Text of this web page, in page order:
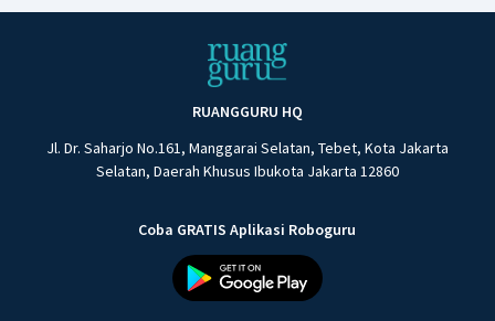
RUANGGURU HQ
Jl. Dr. Saharjo No.161, Manggarai Selatan, Tebet, Kota Jakarta
Selatan, Daerah Khusus Ibukota Jakarta 12860
Coba GRATIS Aplikasi Roboguru